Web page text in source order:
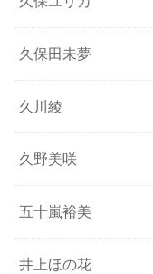
久保田未夢
久川綾
久野美咲
五十嵐裕美
井上ほの花